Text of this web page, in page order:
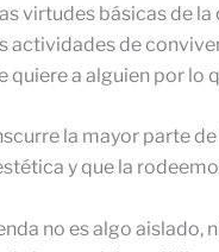
virtudes básicas de
actividades de
quiere a alguien por lo
la mayor parte
y que la
no es algo aislado,